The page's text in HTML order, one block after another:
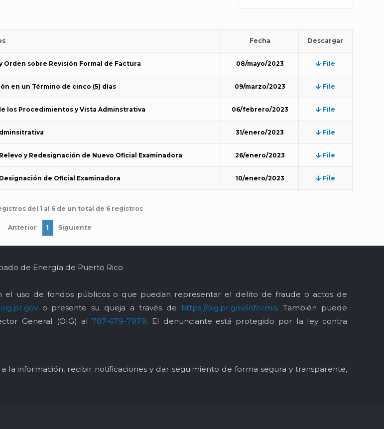
Fecha Descargar
Orden sobre Revisión Formal de Factura 08/mayo/2023 File
en un Término de cinco (5) días 09/marzo/2023 File
los Procedimientos y Vista Adminstrativa 06/febrero/2023 File
31/enero/2023 File
y Redesignación de Nuevo Oficial Examinadora 26/enero/2023 File
de Oficial Examinadora 10/enero/2023 File
del 1 al 6 de un total de 6 registros
Anterior 1 Siguiente
de Energía de Puerto Rico
el uso de fondos públicos o que puedan representar el delito de fraude o actos de
o presente su queja a través de https://oig.pr.gov/informa. También puede
General (OIG) al 787-679-7979. El denunciante está protegido por la ley contra
la información, recibir notificaciones y dar seguimiento de forma segura y transparente,